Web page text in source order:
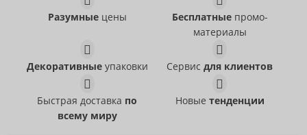
Разумныецены Бесплатныепромо-
материалы
Декоративныеупаковки Сервисдля клиентов
Быстрая доставка по
всему миру
Новые тенденции